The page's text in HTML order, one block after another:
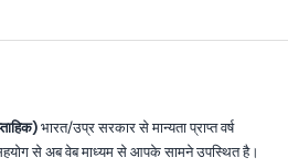
भारत/उप्र सरकार से मान्यता प्राप्त वर्ष
से अब वेब माध्यम से आपके सामने उपस्थित है।